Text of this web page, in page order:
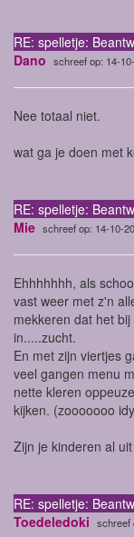
RE: spelletje:
Dano schreef op: 14-
Nee totaal niet.
wat ga je doen met
RE: spelletje:
Mie schreef op: 14-10-
Ehhhhhhh, als
vast weer met z'n
mekkeren dat het
in.....zucht.
En met zijn viertjes
veel gangen menu
nette kleren
kijken. (zooooooo
Zijn je kinderen al
RE: spelletje:
Toedeledoki schreef